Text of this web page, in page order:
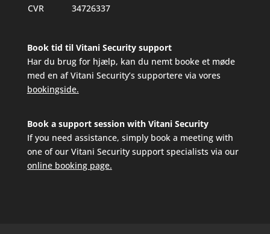
CVR
34726337
Book tid til Vitani Security support
Har du brug for hjælp, kan du nemt booke et møde
med en af Vitani Security’s supportere via vores
bookingside.
Book a support session with Vitani Security
If you need assistance, simply book a meeting with
one of our Vitani Security support specialists via our
online booking page.